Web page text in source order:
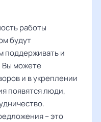
работы
будут
поддерживать и
Вы можете
и в укреплении
появятся люди,
– это